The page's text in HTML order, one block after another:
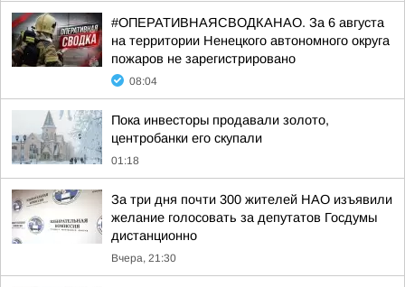
#ОПЕРАТИВНАЯСВОДКАНАО. За 6 августа
на территории Ненецкого автономного округа
пожаров не зарегистрировано
08:04
Пока инвесторы продавали золото,
центробанки его скупали
01:18
За три дня почти 300 жителей НАО изъявили
желание голосовать за депутатов Госдумы
дистанционно
Вчера, 21:30